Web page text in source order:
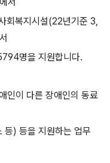
회복지시설(22년기준 3,
명을 지원합니다.
이 다른 장애인의 동료
등) 등을 지원하는 업무